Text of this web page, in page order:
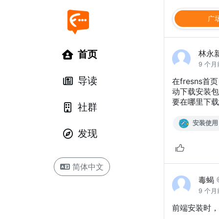
首页
导读
社群
发现
简体中文
广
林永
9 个月
在fresns首
动下载安装
要在哪里下
安装使用
毒蝎
9 个月
前端安装时